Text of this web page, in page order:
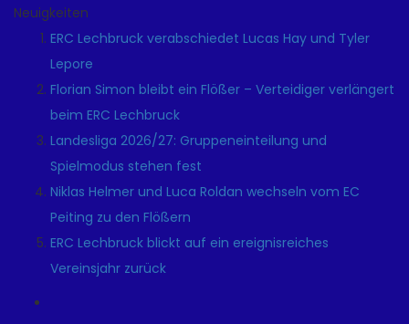
Neuigkeiten
ERC Lechbruck verabschiedet Lucas Hay und Tyler
Lepore
Florian Simon bleibt ein Flößer – Verteidiger verlängert
beim ERC Lechbruck
Landesliga 2026/27: Gruppeneinteilung und
Spielmodus stehen fest
Niklas Helmer und Luca Roldan wechseln vom EC
Peiting zu den Flößern
ERC Lechbruck blickt auf ein ereignisreiches
Vereinsjahr zurück